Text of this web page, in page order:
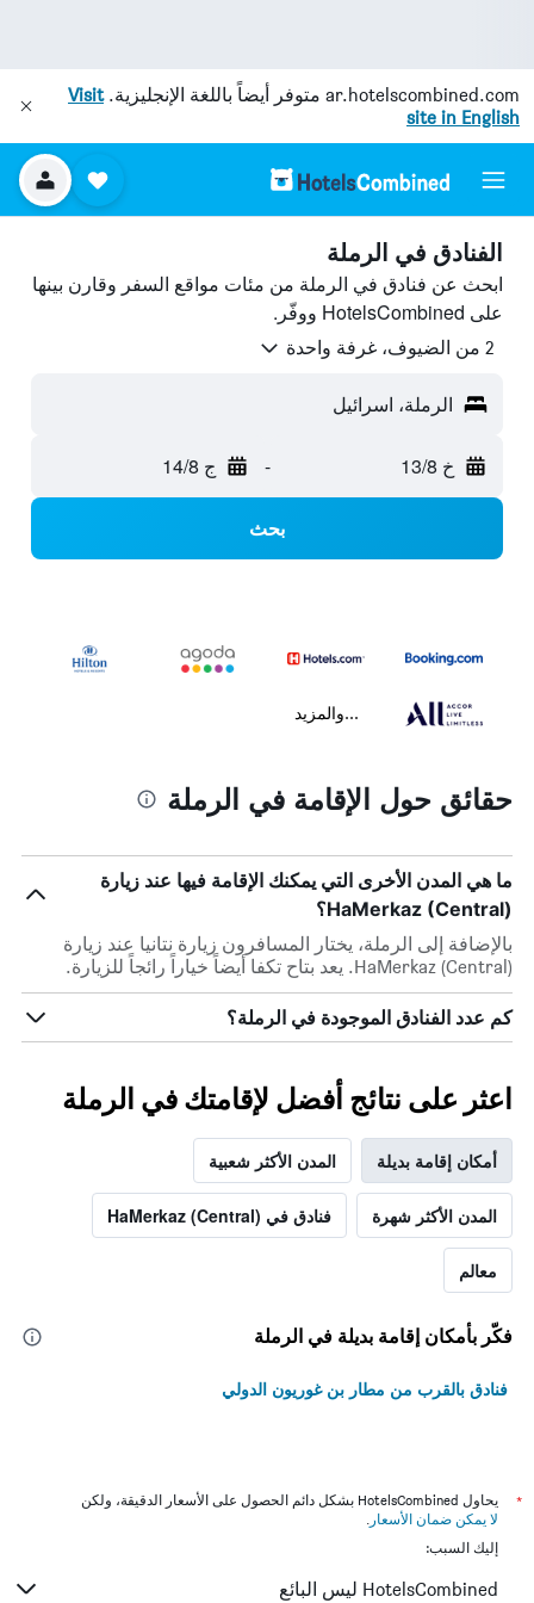
ar.hotelscombined.com متوفر أيضاً باللغة الإنجليزية.Visit
site in English
الفنادق في الرملة
ابحث عن فنادق في الرملة من مئات مواقع السفر وقارن بينها
على HotelsCombined ووفّر.
2 من الضيوف، غرفة واحدة
الرملة، اسرائيل
خ 13/8 - ج 14/8
بحث
...والمزيد
حقائق حول الإقامة في الرملة
ما هي المدن الأخرى التي يمكنك الإقامة فيها عند زيارة
HaMerkaz (Central)؟
بالإضافة إلى الرملة، يختار المسافرون زيارة نتانيا عند زيارة
HaMerkaz (Central). يعد بتاح تكفا أيضاً خياراً رائجاً للزيارة.
كم عدد الفنادق الموجودة في الرملة؟
اعثر على نتائج أفضل لإقامتك في الرملة
أمكان إقامة بديلة المدن الأكثر شعبية
المدن الأكثر شهرة فنادق في HaMerkaz (Central)
معالم
فكّر بأمكان إقامة بديلة في الرملة
فنادق بالقرب من مطار بن غوريون الدولي
*
يحاول HotelsCombined بشكل دائم الحصول على الأسعار الدقيقة، ولكن
لا يمكن ضمان الأسعار .
إليك السبب:
HotelsCombined ليس البائع